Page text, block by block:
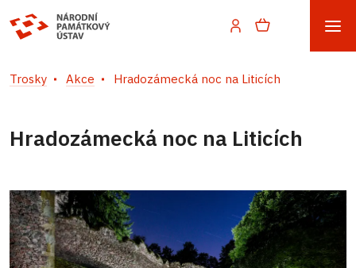
Trosky Akce Hradozámecká noc na Liticích
Hradozámecká noc na Liticích